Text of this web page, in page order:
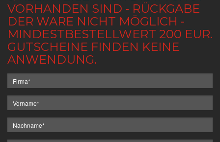
VORHANDEN SIND - RÜCKGABE
DER WARE NICHT MÖGLICH -
MINDESTBESTELLWERT 200 EUR.
GUTSCHEINE FINDEN KEINE
ANWENDUNG.